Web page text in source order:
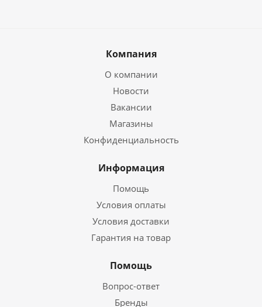
Компания
О компании
Новости
Вакансии
Магазины
Конфиденциальность
Информация
Помощь
Условия оплаты
Условия доставки
Гарантия на товар
Помощь
Вопрос-ответ
Бренды